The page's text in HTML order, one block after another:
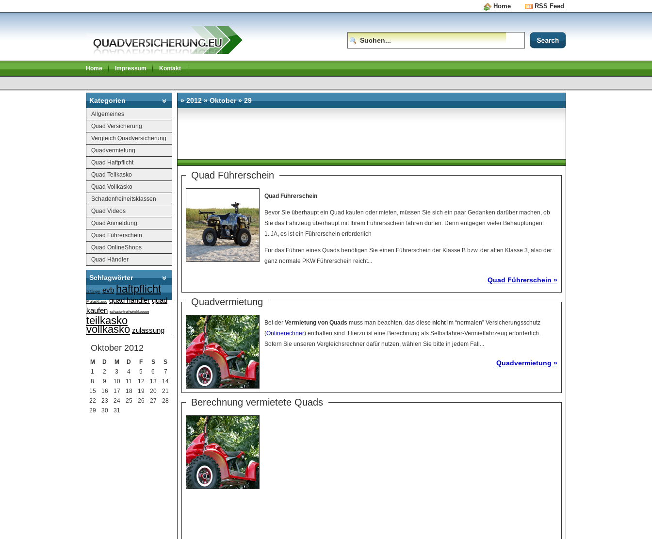
Home RSS Feed
Home Impressum Kontakt
Kategorien
Allgemeines
Quad Versicherung
Vergleich Quadversicherung
Quadvermietung
Quad Haftpflicht
Quad Teilkasko
Quad Vollkasko
Schadenfreiheitsklassen
Quad Videos
Quad Anmeldung
Quad Führerschein
Quad OnlineShops
Quad Händler
Schlagwörter
anfänger evb haftpflicht
Malusklasse quad händler quad
kaufen schadenfreiheitsklassen
teilkasko
vollkasko zulassung
Oktober 2012
M D M D F S
S
1
2 3 4 5 6
7
8
9 10 11 12 13
14
15
16 17 18 19 20
21
22
23 24 25 26 27
28
29
30 31
» 2012 » Oktober » 29
Quad Führerschein
Quad Führerschein
Bevor Sie überhaupt ein Quad kaufen oder mieten, müssen Sie sich ein paar Gedanken darüber machen, ob
Sie das Fahrzeug überhaupt mit Ihrem Führersschein fahren dürfen. Denn entgegen vieler Behauptungen:
1. JA, es ist ein Führerschein erforderlich
Für das Führen eines Quads benötigen Sie einen Führerschein der Klasse B bzw. der alten Klasse 3, also der
ganz normale PKW Führerschein reicht...
Quad Führerschein »
Quadvermietung
Bei der Vermietung von Quads muss man beachten, das diese nicht im “normalen” Versicherungsschutz
(Onlinerechner) enthalten sind. Hierzu ist eine Berechnung als Selbstfahrer-Vermietfahrzeug erforderlich.
Sofern Sie unseren Vergleichsrechner dafür nutzen, wählen Sie bitte in jedem Fall...
Quadvermietung »
Berechnung vermietete Quads